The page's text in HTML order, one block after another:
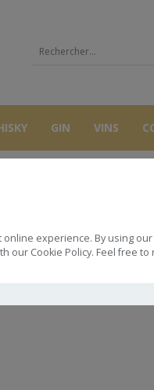
experience. By using
our Cookie Policy. Feel free to
GIN VINS
GAMLA